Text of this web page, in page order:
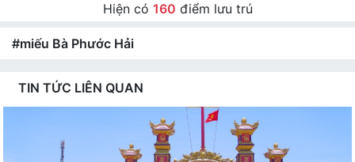
Hiện có 160 điểm lưu trú
#miếu Bà Phước Hải
TIN TỨC LIÊN QUAN